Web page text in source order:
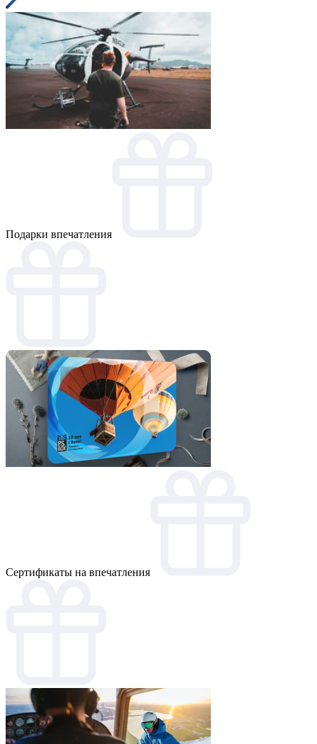
Подарки впечатления
Cертификаты на впечатления